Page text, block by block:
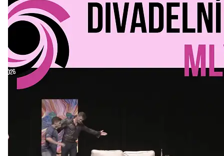
Divadelní Mlýn 30. 07. 2026
Kultura a volný čas
Divadelní mlýn. 15. až 18. října KD
MLEJN. Vstupenky již v prodeji.
Přijďte na přátelský festival divadla a inspirace 15. až 18.
října 2026 Vstupenky již v prodeji na GOOUT -
https://divadelnimlyn.cz/vstupenky Představ si čtyři dny